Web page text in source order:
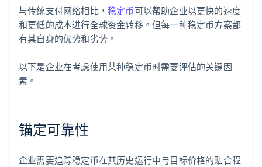
与传统支付网络相比， 稳定币可以帮助企业以更快的速度
和更低的成本进行全球资金转移。但每一种稳定币方案都
有其自身的优势和劣势。
以下是企业在考虑使用某种稳定币时需要评估的关键因
素。
锚定可靠性
企业需要追踪稳定币在其历史运行中与目标价格的贴合程